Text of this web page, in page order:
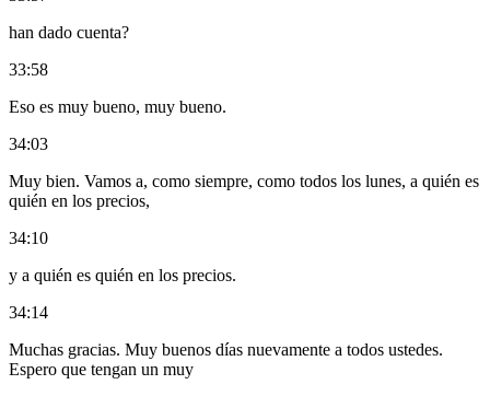
han dado cuenta?
33:58
Eso es muy bueno, muy bueno.
34:03
Muy bien. Vamos a, como siempre, como todos los lunes, a quién es
quién en los precios,
34:10
y a quién es quién en los precios.
34:14
Muchas gracias. Muy buenos días nuevamente a todos ustedes.
Espero que tengan un muy